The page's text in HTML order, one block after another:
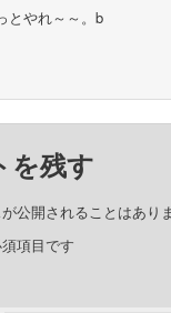
とやれ～～。b
を残す
公開されることはあり
項目です